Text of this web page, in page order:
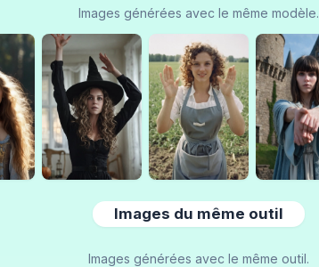
Images générées avec le même modèle.
Images du même outil
Images générées avec le même outil.